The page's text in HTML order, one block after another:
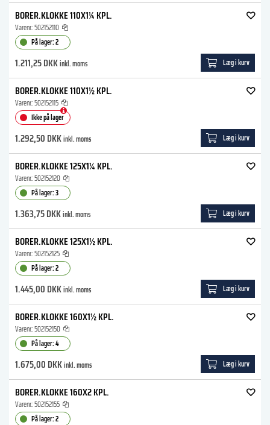
BORER.KLOKKE 110X1¼ KPL.
Varenr.:502152110
På lager: 2
1.211,25 DKKinkl. moms Læg i kurv
BORER.KLOKKE 110X1½ KPL.
Varenr.:502152115
Ikke på lager
1.292,50 DKKinkl. moms Læg i kurv
BORER.KLOKKE 125X1¼ KPL.
Varenr.:502152120
På lager: 3
1.363,75 DKKinkl. moms Læg i kurv
BORER.KLOKKE 125X1½ KPL.
Varenr.:502152125
På lager: 2
1.445,00 DKKinkl. moms Læg i kurv
BORER.KLOKKE 160X1½ KPL.
Varenr.:502152150
På lager: 4
1.675,00 DKKinkl. moms Læg i kurv
BORER.KLOKKE 160X2 KPL.
Varenr.:502152155
På lager: 2